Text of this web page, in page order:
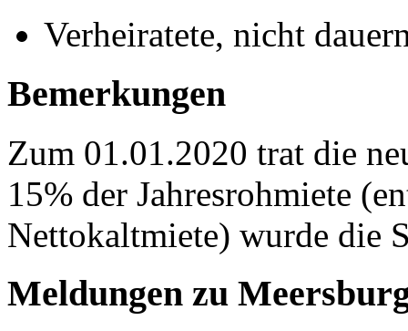
Verheiratete, nicht
Bemerkungen
Zum 01.01.2020 trat die
15% der Jahresrohmiete
Nettokaltmiete) wurde die
Meldungen zu